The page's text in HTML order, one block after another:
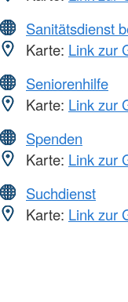
Sanitätsdienst
Karte: Link zur
Seniorenhilfe
Karte: Link zur
Spenden
Karte: Link zur
Suchdienst
Karte: Link zur